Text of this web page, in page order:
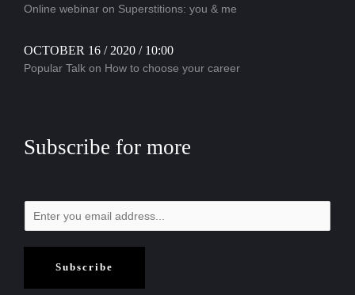
Online webinar on Superstitions: you & me
OCTOBER 16 / 2020 / 10:00
Popular Talk on How to choose your career
Subscribe for more
Subscribe